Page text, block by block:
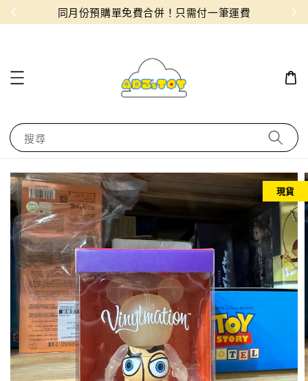
！ 同月份預購單免費合併！只需付一筆運費
搜尋
現貨